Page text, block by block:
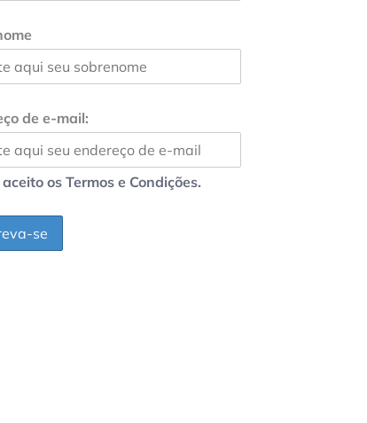
de e-mail:
aceito os Termos e Condições.